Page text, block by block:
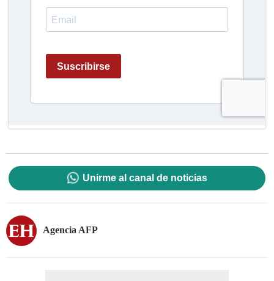
Unirme al canal de noticias
Agencia AFP